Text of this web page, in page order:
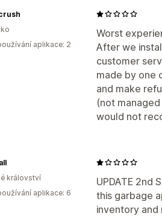
Worst
After we
customer
made by one
and make
(not
would not
aplikace: 2
UPDATE 2nd
this garbage
inventory and
království
aplikace: 6